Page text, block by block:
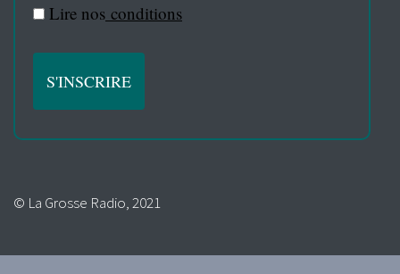
Lire nos conditions
© La Grosse Radio, 2021